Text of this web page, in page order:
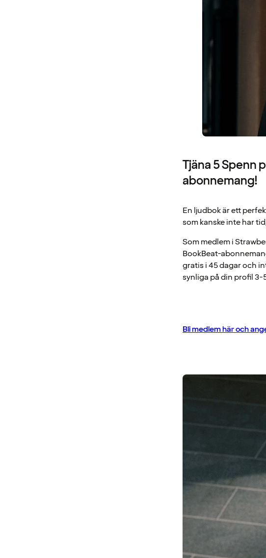
Tjäna 5 Spenn
abonnemang!
En ljudbok är ett
som kanske inte har
Som medlem i
BookBeat-
gratis i 45 dagar och
synliga på din profil
Bli medlem här och